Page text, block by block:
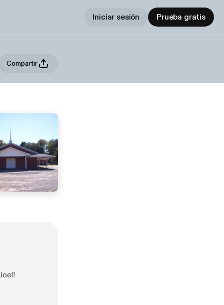
Iniciar sesión Prueba gratis
Compartir